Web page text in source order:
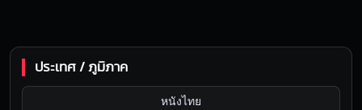
ประเทศ / ภูมิภาค
หนังไทย